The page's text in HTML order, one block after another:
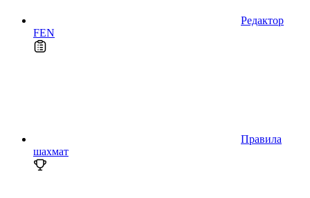
Редактор
FEN
Правила
шахмат